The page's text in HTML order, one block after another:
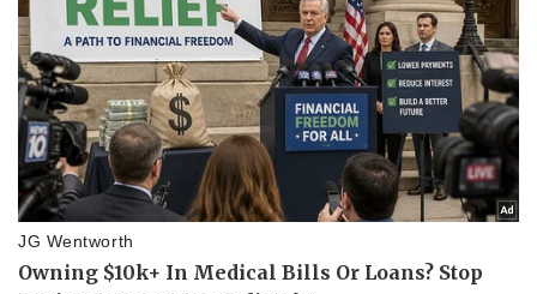
Sức khỏe
Dinh dưỡng - món ngon
Nhà đẹp